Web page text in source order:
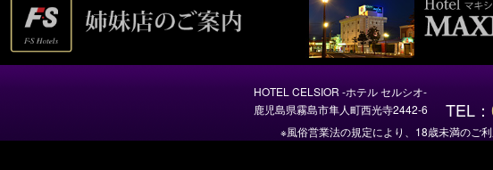
HOTEL CELSIOR -ホテル セルシオ-
鹿児島県霧島市隼人町西光寺2442-6
TEL：
※風俗営業法の規定により、18歳未満のご利